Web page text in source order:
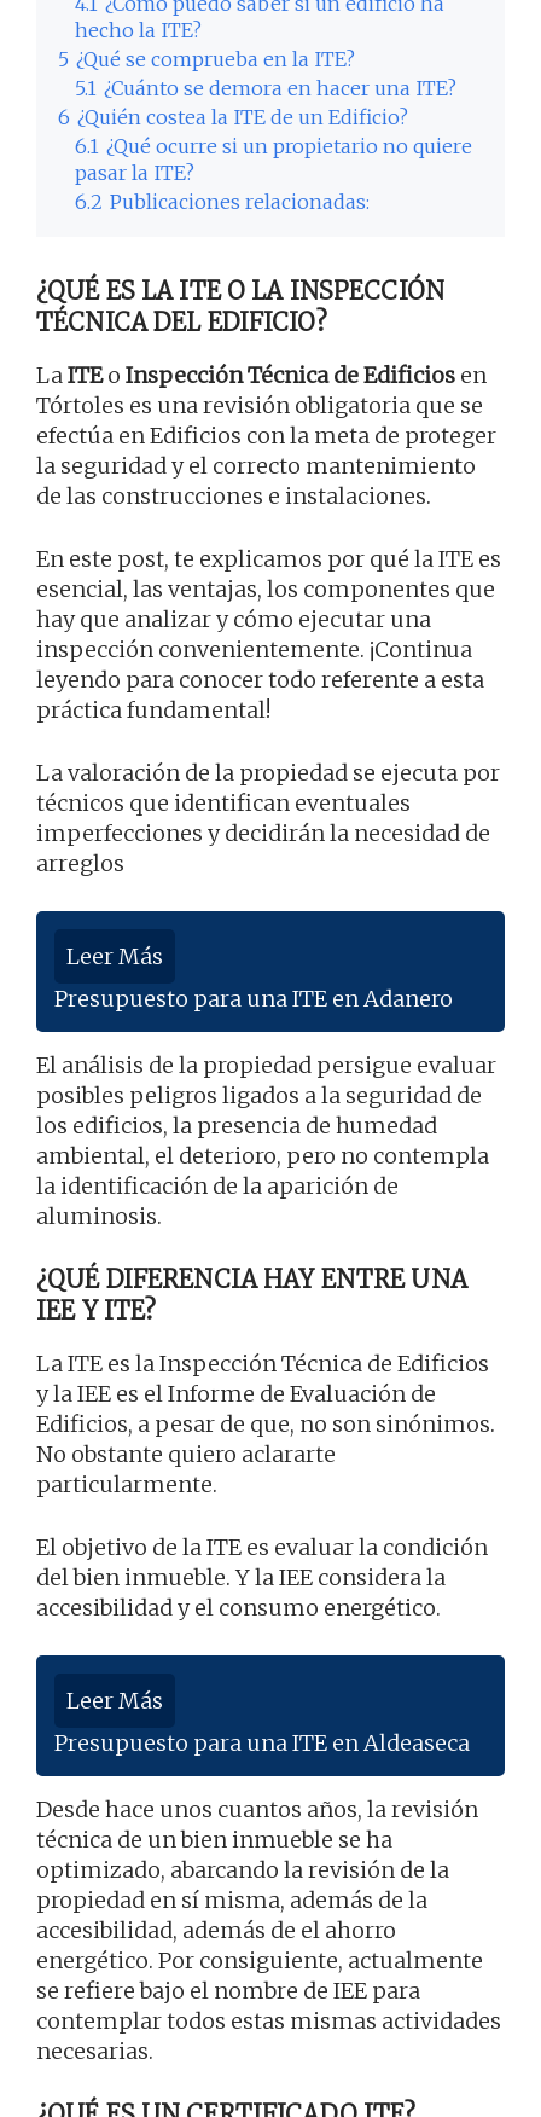
hecho la ITE?
5 ¿Qué se comprueba en la ITE?
5.1 ¿Cuánto se demora en hacer una ITE?
6 ¿Quién costea la ITE de un Edificio?
6.1 ¿Qué ocurre si un propietario no quiere
pasar la ITE?
6.2 Publicaciones relacionadas:
¿QUÉ ES LA ITE O LA INSPECCIÓN
TÉCNICA DEL EDIFICIO?
LaITEo Inspección Técnica de Edificios en
Tórtoles es una revisión obligatoria que se
efectúa en Edificios con la meta de proteger
la seguridad y el correcto mantenimiento
de las construcciones e instalaciones.
En este post, te explicamos por qué la ITE es
esencial, las ventajas, los componentes que
hay que analizar y cómo ejecutar una
inspección convenientemente. ¡Continua
leyendo para conocer todo referente a esta
práctica fundamental!
La valoración de la propiedad se ejecuta por
técnicos que identifican eventuales
imperfecciones y decidirán la necesidad de
arreglos
Leer Más
Presupuesto para una ITE en Adanero
El análisis de la propiedad persigue evaluar
posibles peligros ligados a la seguridad de
los edificios, la presencia de humedad
ambiental, el deterioro, pero no contempla
la identificación de la aparición de
aluminosis.
¿QUÉ DIFERENCIA HAY ENTRE UNA
IEE Y ITE?
La ITE es la Inspección Técnica de Edificios
y la IEE es el Informe de Evaluación de
Edificios, a pesar de que, no son sinónimos.
No obstante quiero aclararte
particularmente.
El objetivo de la ITE es evaluar la condición
del bien inmueble. Y la IEE considera la
accesibilidad y el consumo energético.
Leer Más
Presupuesto para una ITE en Aldeaseca
Desde hace unos cuantos años, la revisión
técnica de un bien inmueble se ha
optimizado, abarcando la revisión de la
propiedad en sí misma, además de la
accesibilidad, además de el ahorro
energético. Por consiguiente, actualmente
se refiere bajo el nombre de IEE para
contemplar todos estas mismas actividades
necesarias.